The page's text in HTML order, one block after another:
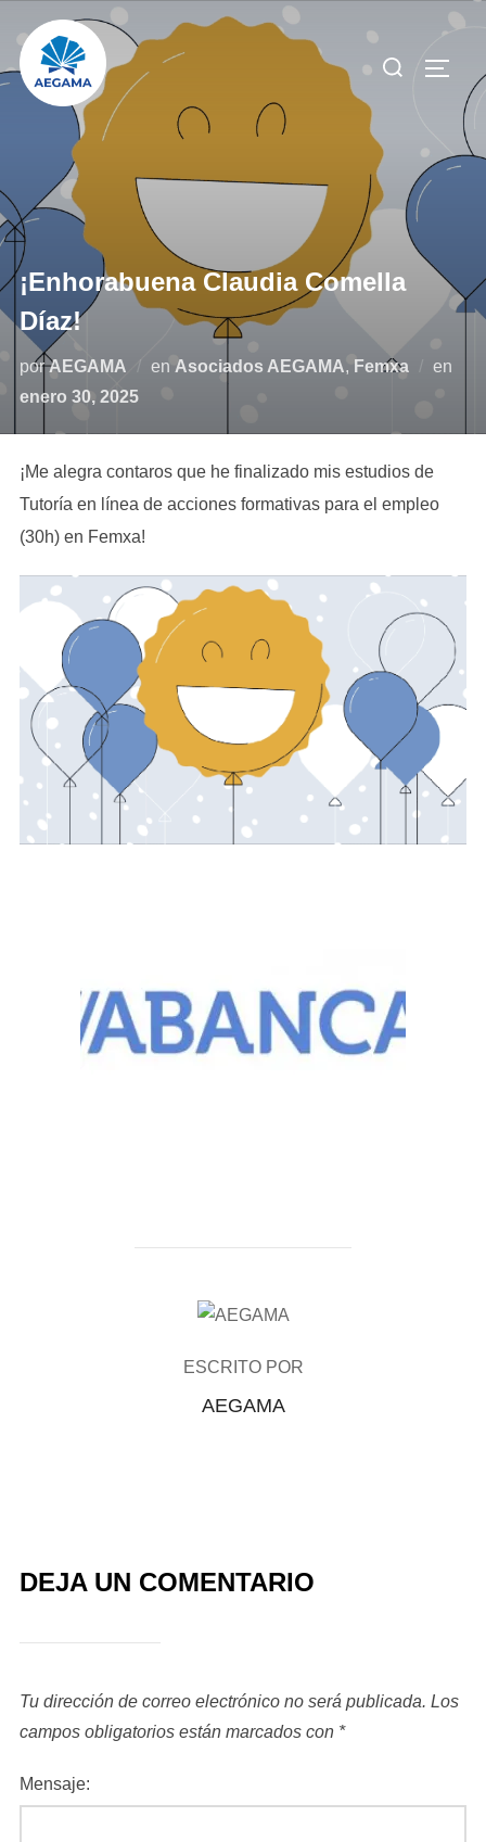
contenido
Buscar:
¡Enhorabuena Claudia Comella
Díaz!
porAEGAMA en Asociados AEGAMA, Femxa en
enero 30, 2025
¡Me alegra contaros que he finalizado mis estudios de
Tutoría en línea de acciones formativas para el empleo
(30h) en Femxa!
AUTOR DE LA PUBLICACIÓN
ESCRITO POR
AEGAMA
DEJA UN COMENTARIO
Tu dirección de correo electrónico no será publicada. Los
campos obligatorios están marcados con *
Mensaje: